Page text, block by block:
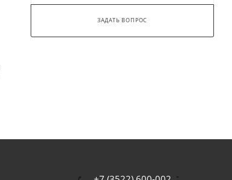
ЗАДАТЬ ВОПРОС